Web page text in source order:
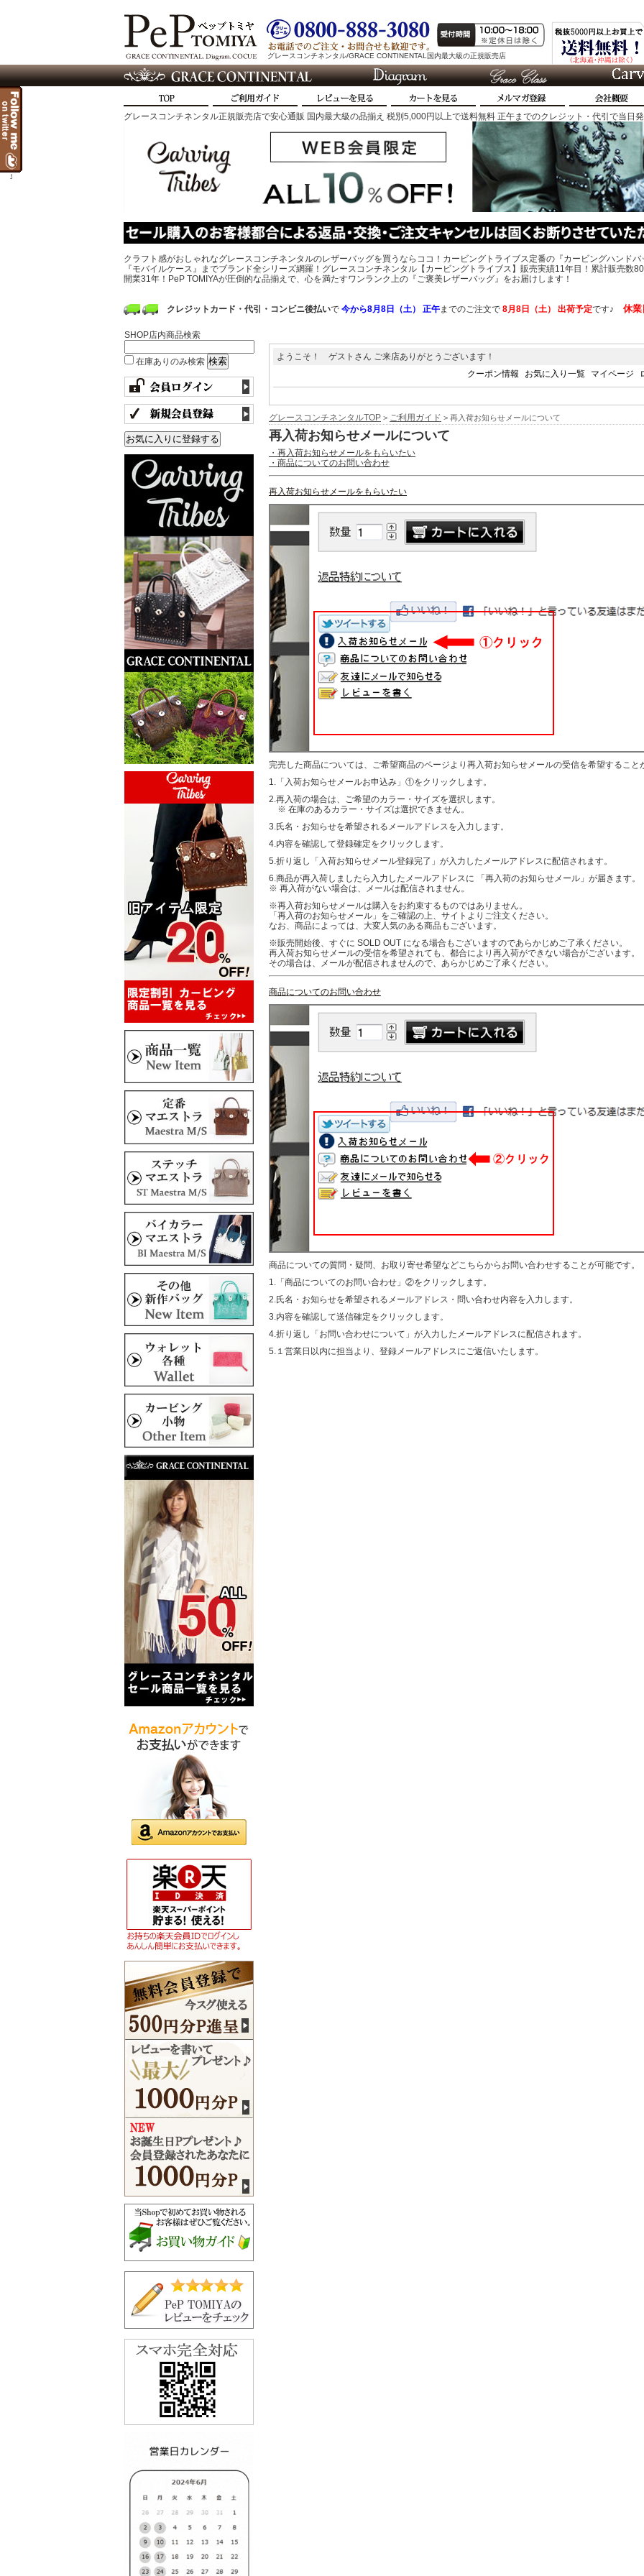
グレースコンチネンタル/GRACE CONTINENTAL国内最大級の正規販売店
グレースコンチネンタル正規販売店で安心通販 国内最大級の品揃え 税別5,000円以上で送料無料 正午までのクレジット・代引で当日
クラフト感がおしゃれなグレースコンチネンタルのレザーバッグを買うならココ！カービングトライブス定番の『カービングハンドバ
『モバイルケース』までブランド全シリーズ網羅！グレースコンチネンタル【カービングトライブス】販売実績11年目！累計販売数
開業31年！PeP TOMIYAが圧倒的な品揃えで、心を満たすワンランク上の『ご褒美レザーバッグ』をお届けします！
クレジットカード・代引・コンビニ後払いで今から8月8日（土） 正午までのご注文で8月8日（土） 出荷予定です♪ 休業
SHOP店内商品検索
在庫ありのみ検索
t
ようこそ！ ゲストさん ご来店ありがとうございます！
クーポン情報
お気に入り一覧 マイページ
グレースコンチネンタルTOP > ご利用ガイド > 再入荷お知らせメールについて
再入荷お知らせメールについて
・再入荷お知らせメールをもらいたい
・商品についてのお問い合わせ
再入荷お知らせメールをもらいたい
完売した商品については、ご希望商品のページより再入荷お知らせメールの受信を希望すること
1.「入荷お知らせメールお申込み」①をクリックします。
2.再入荷の場合は、ご希望のカラー・サイズを選択します。
※ 在庫のあるカラー・サイズは選択できません。
3.氏名・お知らせを希望されるメールアドレスを入力します。
4.内容を確認して登録確定をクリックします。
5.折り返し「入荷お知らせメール登録完了」が入力したメールアドレスに配信されます。
6.商品が再入荷しましたら入力したメールアドレスに 「再入荷のお知らせメール」が届きます。
※ 再入荷がない場合は、メールは配信されません。
※再入荷お知らせメールは購入をお約束するものではありません。
「再入荷のお知らせメール」をご確認の上、サイトよりご注文ください。
なお、商品によっては、大変人気のある商品もございます。
※販売開始後、すぐに SOLD OUT になる場合もございますのであらかじめご了承ください。
再入荷お知らせメールの受信を希望されても、都合により再入荷ができない場合がございます。
その場合は、メールが配信されませんので、あらかじめご了承ください。
商品についてのお問い合わせ
商品についての質問・疑問、お取り寄せ希望などこちらからお問い合わせすることが可能です。
1.「商品についてのお問い合わせ」②をクリックします。
2.氏名・お知らせを希望されるメールアドレス・問い合わせ内容を入力します。
3.内容を確認して送信確定をクリックします。
4.折り返し「お問い合わせについて」が入力したメールアドレスに配信されます。
5.１営業日以内に担当より、登録メールアドレスにご返信いたします。